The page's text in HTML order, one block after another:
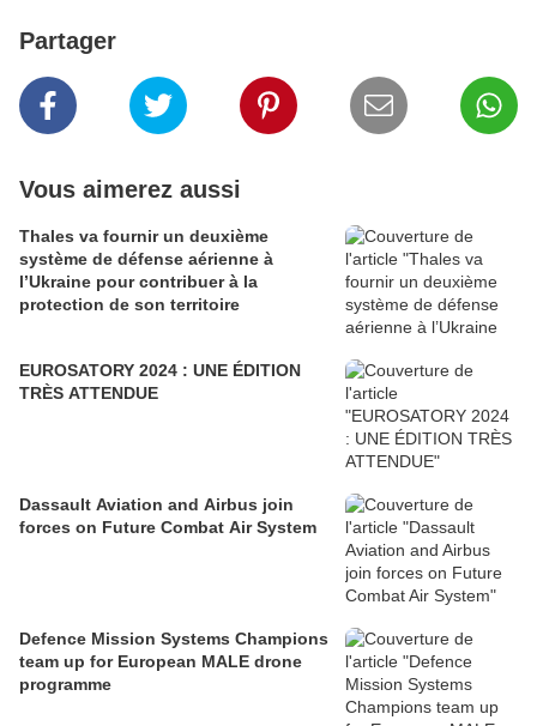
Partager
Vous aimerez aussi
Thales va fournir un deuxième
système de défense aérienne à
l’Ukraine pour contribuer à la
protection de son territoire
EUROSATORY 2024 : UNE ÉDITION
TRÈS ATTENDUE
Dassault Aviation and Airbus join
forces on Future Combat Air System
Defence Mission Systems Champions
team up for European MALE drone
programme